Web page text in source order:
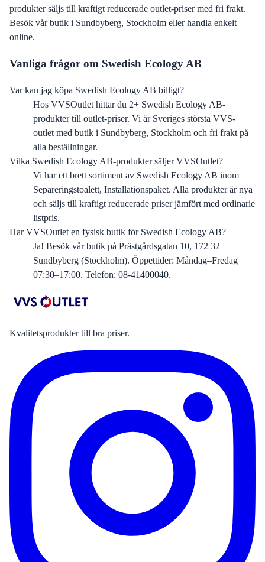
produkter säljs till kraftigt reducerade outlet-priser med fri frakt.
Besök vår butik i Sundbyberg, Stockholm eller handla enkelt
online.
Vanliga frågor om Swedish Ecology AB
Var kan jag köpa Swedish Ecology AB billigt?
Hos VVSOutlet hittar du 2+ Swedish Ecology AB-
produkter till outlet-priser. Vi är Sveriges största VVS-
outlet med butik i Sundbyberg, Stockholm och fri frakt på
alla beställningar.
Vilka Swedish Ecology AB-produkter säljer VVSOutlet?
Vi har ett brett sortiment av Swedish Ecology AB inom
Separeringstoalett, Installationspaket. Alla produkter är nya
och säljs till kraftigt reducerade priser jämfört med ordinarie
listpris.
Har VVSOutlet en fysisk butik för Swedish Ecology AB?
Ja! Besök vår butik på Prästgårdsgatan 10, 172 32
Sundbyberg (Stockholm). Öppettider: Måndag–Fredag
07:30–17:00. Telefon: 08-41400040.
Kvalitetsprodukter till bra priser.